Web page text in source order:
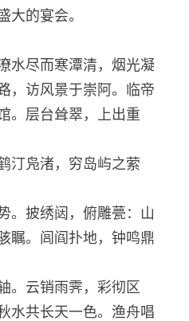
大的宴会。
水尽而寒潭清，烟光凝
，访风景于崇阿。临帝
。层台耸翠，上出重
汀凫渚，穷岛屿之萦
。披绣闼，俯雕甍：山
瞩。闾阎扑地，钟鸣鼎
。云销雨霁，彩彻区
水共长天一色。渔舟唱